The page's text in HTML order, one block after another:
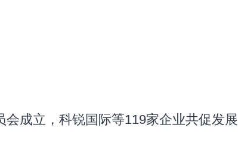
成立，科锐国际等119家企业共促发展